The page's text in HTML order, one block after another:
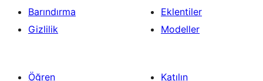
Barındırma
Gizlilik
Eklentiler
Modeller
Öğren
Katılın